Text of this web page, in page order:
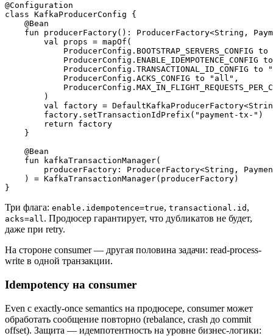
@Configuration
class KafkaProducerConfig {
    @Bean
fun producerFactory(): ProducerFactory<String,
        val props = mapOf(
ProducerConfig.BOOTSTRAP_SERVERS_CONFIG to
ProducerConfig.ENABLE_IDEMPOTENCE_CONFIG
ProducerConfig.TRANSACTIONAL_ID_CONFIG to
            ProducerConfig.ACKS_CONFIG to "all",
        )
val factory =
        factory.setTransactionIdPrefix("payment-tx-")
        return factory
    }
    @Bean
    fun kafkaTransactionManager(
producerFactory: ProducerFactory<String,
    ) = KafkaTransactionManager(producerFactory)
Три флага: enable.idempotence=true, transactional.id ,
acks=all. Продюсер гарантирует, что дубликатов не будет,
даже при retry.
На стороне consumer — другая половина задачи: read-process-
write в одной транзакции.
Idempotency на consumer
Even с exactly-once semantics на продюсере, consumer может
обработать сообщение повторно (rebalance, crash до commit
offset). Защита — идемпотентность на уровне бизнес-логики: